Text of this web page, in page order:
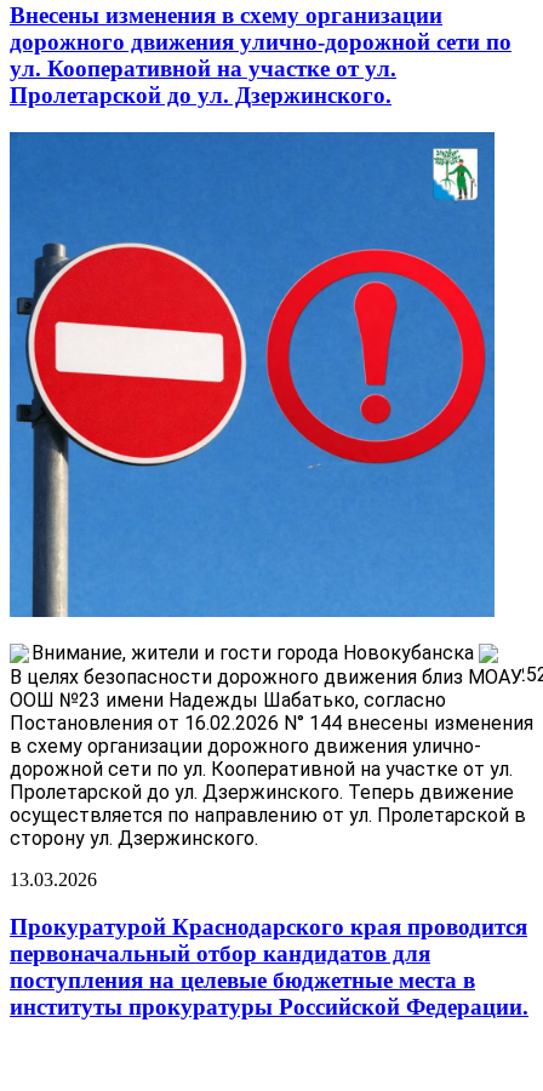
Внесены изменения в схему организации
дорожного движения улично-дорожной сети по
ул. Кооперативной на участке от ул.
Пролетарской до ул. Дзержинского.
Внимание, жители и гости города Новокубанска
В целях безопасности дорожного движения близ МОАУ
ООШ №23 имени Надежды Шабатько, согласно
Постановления от 16.02.2026 N° 144 внесены изменения
в схему организации дорожного движения улично-
дорожной сети по ул. Кооперативной на участке от ул.
Пролетарской до ул. Дзержинского. Теперь движение
осуществляется по направлению от ул. Пролетарской в
сторону ул. Дзержинского.
13.03.2026
Прокуратурой Краснодарского края проводится
первоначальный отбор кандидатов для
поступления на целевые бюджетные места в
институты прокуратуры Российской Федерации.